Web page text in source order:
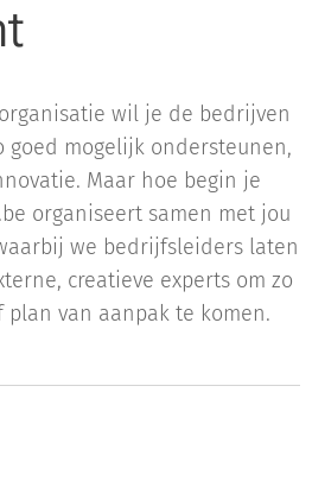
wil je de bedrijven
goed mogelijk ondersteunen,
Maar hoe begin je
organiseert samen met jou
we bedrijfsleiders laten
creatieve experts om zo
van aanpak te komen.